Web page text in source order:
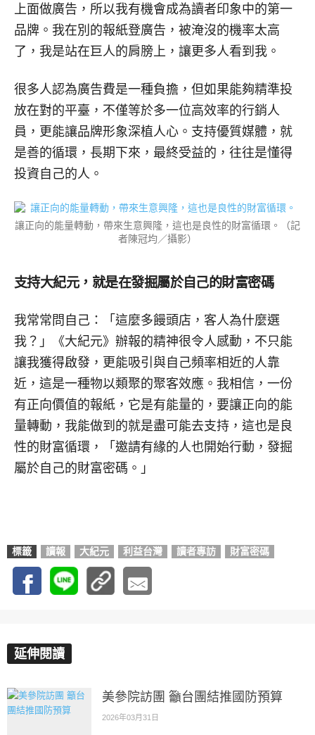
上面做廣告，所以我有機會成為讀者印象中的第一
品牌。我在別的報紙登廣告，被淹沒的機率太高
了，我是站在巨人的肩膀上，讓更多人看到我。
很多人認為廣告費是一種負擔，但如果能夠精準投
放在對的平臺，不僅等於多一位高效率的行銷人
員，更能讓品牌形象深植人心。支持優質媒體，就
是善的循環，長期下來，最終受益的，往往是懂得
投資自己的人。
讓正向的能量轉動，帶來生意興隆，這也是良性的財富循環。（記
者陳冠均／攝影）
支持大紀元，就是在發掘屬於自己的財富密碼
我常常問自己：「這麼多饅頭店，客人為什麼選
我？」《大紀元》辦報的精神很令人感動，不只能
讓我獲得啟發，更能吸引與自己頻率相近的人靠
近，這是一種物以類聚的聚客效應。我相信，一份
有正向價值的報紙，它是有能量的，要讓正向的能
量轉動，我能做到的就是盡可能去支持，這也是良
性的財富循環，「邀請有緣的人也開始行動，發掘
屬於自己的財富密碼。」
標籤 讀報 大紀元 利益台灣 讀者專訪 財富密碼
延伸閱讀
美參院訪團 籲台團結推國防預算
2026年03月31日